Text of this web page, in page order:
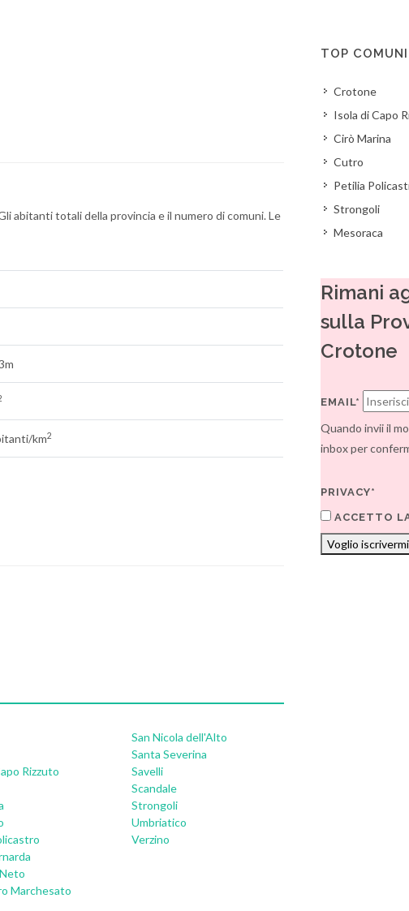
abitanti totali della provincia e il numero di comuni. Le
km2
Rizzuto
Marchesato
San Nicola dell'Alto
Santa Severina
Savelli
Scandale
Strongoli
Umbriatico
Verzino
TOP COMUNI
Crotone
Isola di Capo
Cirò Marina
Cutro
Petilia
Strongoli
Mesoraca
Rimani
sulla
Crotone
EMAIL*
Quando invii il
inbox per
PRIVACY*
ACCETTO
Voglio iscrivermi